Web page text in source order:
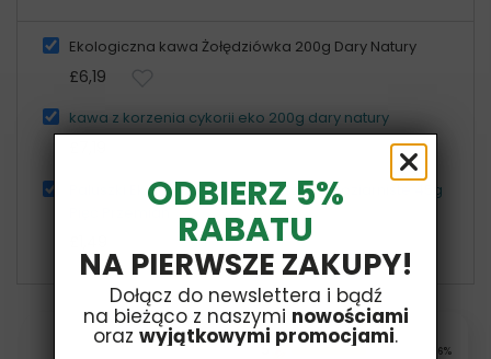
Ekologiczna kawa Żołędziówka 200g Dary Natury
£6,19
kawa z korzenia cykorii eko 200g dary natury
Paluszki Ekologiczne Z Samopszy Pełnoziarniste 45g
56%
ODBIERZ 5%
RABATU
NA PIERWSZE ZAKUPY!
Dołącz do newslettera i bądź
na bieżąco z naszymi nowościami
oraz wyjątkowymi promocjami.